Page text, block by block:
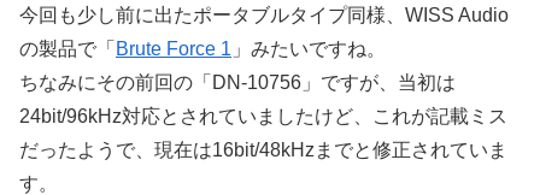
今回も少し前に出たポータブルタイプ同様、WISS Audio
の製品で「 Brute Force 1 」みたいですね。
ちなみにその前回の「DN-10756」ですが、当初は
24bit/96kHz対応とされていましたけど、これが記載ミス
だったようで、現在は16bit/48kHzまでと修正されていま
す。